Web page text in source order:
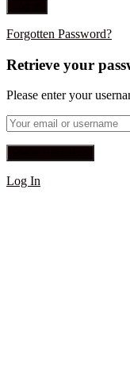
Forgotten Password?
Retrieve your
Please enter your
Log In